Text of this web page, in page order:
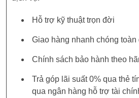
Hỗ trợ kỹ thuật trọn đời
Giao hàng nhanh chóng toàn
Chính sách bảo hành theo
Trả góp lãi suất 0% qua thẻ
qua ngân hàng hỗ trợ tài